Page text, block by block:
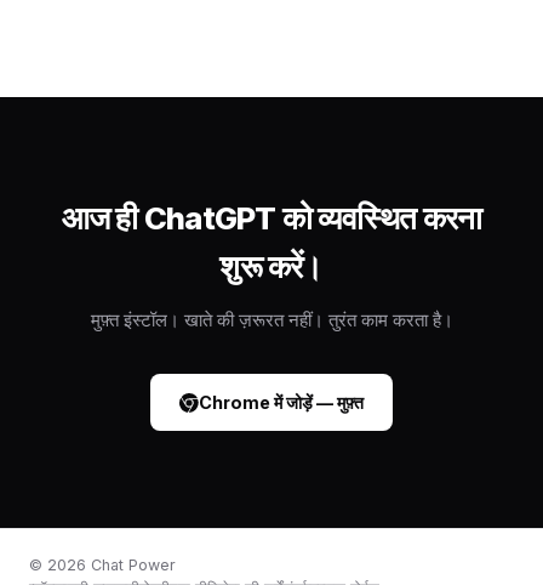
आज ही ChatGPT को व्यवस्थित करना
शुरू करें।
मुफ़्त इंस्टॉल। खाते की ज़रूरत नहीं। तुरंत काम करता है।
Chrome में जोड़ें — मुफ़्त
© 2026 Chat Power